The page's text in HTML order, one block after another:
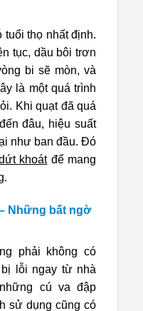
tuổi thọ nhất định.
tục, dầu bôi trơn
bi sẽ mòn, và
là một quá trình
Khi quạt đã quá
đâu, hiệu suất
như ban đầu. Đó
khoátđể mang
Những bất ngờ
phải không có
lỗi ngay từ nhà
cú va đập
sử dụng cũng có